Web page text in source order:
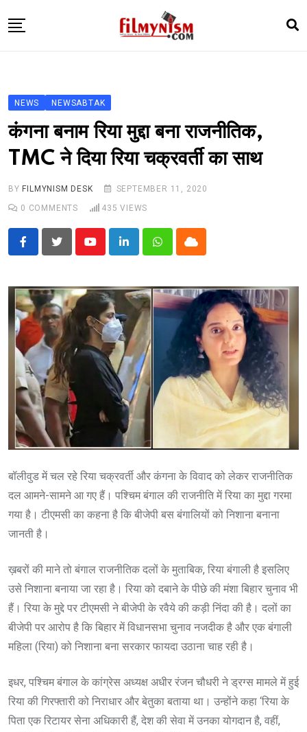
to
TELEVISION
BHOJPURI
NEWS ABTAK
STARRY SIDES
NEWS NEWSABTAK
कंगना बनाम रिया मुद्दा बना राजनीतिक,
TMC ने दिया रिया चक्रवर्ती का साथ
BY FILMYNISM DESK
SEPTEMBER 11, 2020
0 COMMENTS 435 VIEWS
YoutubeLinkedInWhatsappCloud
बॉलीवुड में चल रहे रिया चक्रवर्ती और कंगना के विवाद को लेकर राजनीतिक
दल आमने-सामने आ गए हैं। पश्चिम बंगाल की राजनीति में रिया का मुद्दा गरमा
गया है। टीएमसी का कहना है कि बीजेपी बस बंगालियों को निशाना बनाना
जानती है।
ख़बरों की माने तो बंगाल राजनीतिक दलों के मुताबिक, रिया बंगाली है इसलिए
उसे निशाना बनाया जा रहा है। रिया को दबाने के पीछे की मंशा बिहार चुनाव भी
हैं। रिया के मुद्दे पर टीएमसी ने बीजेपी के रवैये की कड़ी निंदा की है। दलों का
बीजेपी पर आरोप है कि बिहार में विधानसभा चुनाव नजदीक है और एक बंगाली
महिला (रिया) को निशाना बना सरकार फायदा उठाना चाह रही है।
इधर, पश्चिम बंगाल के कांग्रेस अध्यक्ष अधीर रंजन चौधरी ने ड्रग्स मामले में हुई
रिया की गिरफ्तारी को निराधार और बेतुका बताया था। उन्होंने कहा ‘रिया के
पिता एक रिटायर सेना अधिकारी हैं, देश की सेवा में उनका योगदान है, वहीं,